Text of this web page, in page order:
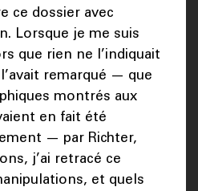
ce dossier avec
Lorsque je me suis
que rien ne l’indiquait
remarqué — que
montrés aux
en fait été
— par Richter,
j’ai retracé ce
et quels